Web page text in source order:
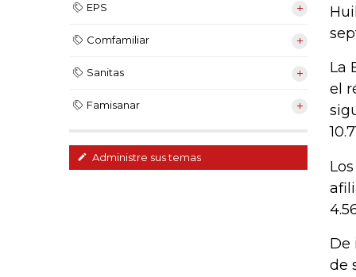
EPS
Comfamiliar
Sanitas
Famisanar
Administre sus temas
La
el
De
de